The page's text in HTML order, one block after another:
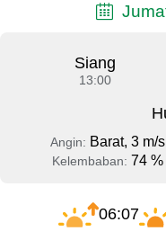
Siang
13:00
Angin: Barat, 3 m/s
Kelembaban: 74 %
06:07